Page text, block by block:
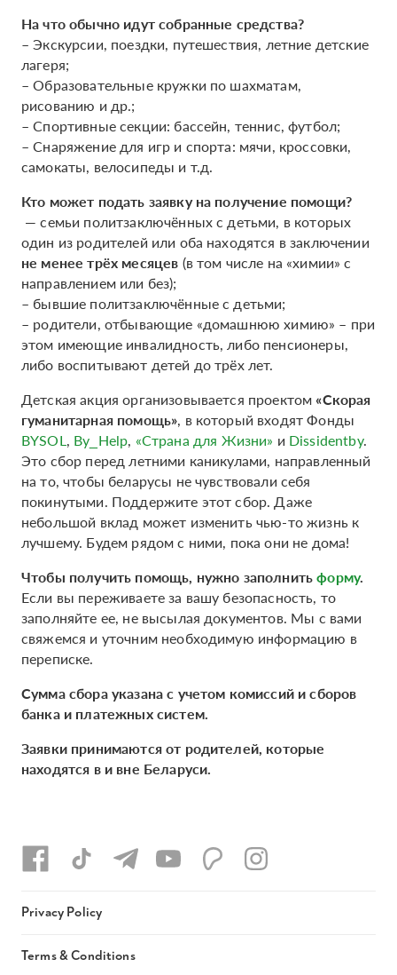
На что обычно идут собранные средства?
– Экскурсии, поездки, путешествия, летние детские
лагеря;
– Образовательные кружки по шахматам,
рисованию и др.;
– Спортивные секции: бассейн, теннис, футбол;
– Снаряжение для игр и спорта: мячи, кроссовки,
самокаты, велосипеды и т.д.
Кто может подать заявку на получение помощи?
— семьи политзаключённых с детьми, в которых
один из родителей или оба находятся в заключении
не менее трёх месяцев (в том числе на «химии» с
направлением или без);
– бывшие политзаключённые с детьми;
– родители, отбывающие «домашнюю химию» – при
этом имеющие инвалидность, либо пенсионеры,
либо воспитывают детей до трёх лет.
Детская акция организовывается проектом«Скорая
гуманитарная помощь», в который входят Фонды
BYSOL, By_Help, «Страна для Жизни» и Dissidentby.
Это сбор перед летними каникулами, направленный
на то, чтобы беларусы не чувствовали себя
покинутыми. Поддержите этот сбор. Даже
небольшой вклад может изменить чью-то жизнь к
лучшему. Будем рядом с ними, пока они не дома!
Чтобы получить помощь, нужно заполнитьформу.
Если вы переживаете за вашу безопасность, то
заполняйте ее, не высылая документов. Мы с вами
свяжемся и уточним необходимую информацию в
переписке.
Сумма сбора указана с учетом комиссий и сборов
банка и платежных систем.
Заявки принимаются от родителей, которые
находятся в и вне Беларуси.
Privacy Policy
Terms & Conditions